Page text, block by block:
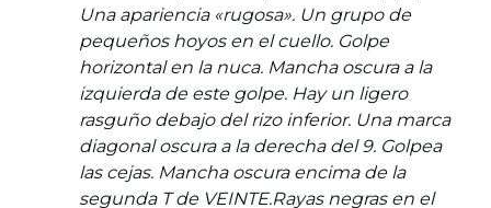
Una apariencia «rugosa». Un grupo de
pequeños hoyos en el cuello. Golpe
horizontal en la nuca. Mancha oscura a la
izquierda de este golpe. Hay un ligero
rasguño debajo del rizo inferior. Una marca
diagonal oscura a la derecha del 9. Golpea
las cejas. Mancha oscura encima de la
segunda T de VEINTE.Rayas negras en el